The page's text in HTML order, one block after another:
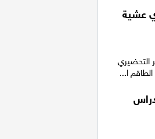
عشية
التحضيري